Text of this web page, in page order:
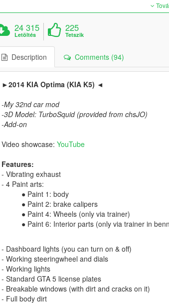
24 315
Letöltés
225
Tetszik
Description Comments (94)
►2014 KIA Optima (KIA K5) ◄
-My 32nd car mod
-3D Model: TurboSquid (provided from chsJO)
-Add-on
Video showcase: YouTube
Features:
- Vibrating exhaust
- 4 Paint arts:
● Paint 1: body
● Paint 2: brake calipers
● Paint 4: Wheels (only via trainer)
● Paint 6: Interior parts (only via trainer in
- Dashboard lights (you can turn on & off)
- Working steeringwheel and dials
- Working lights
- Standard GTA 5 license plates
- Breakable windows (with dirt and cracks on it)
- Full body dirt